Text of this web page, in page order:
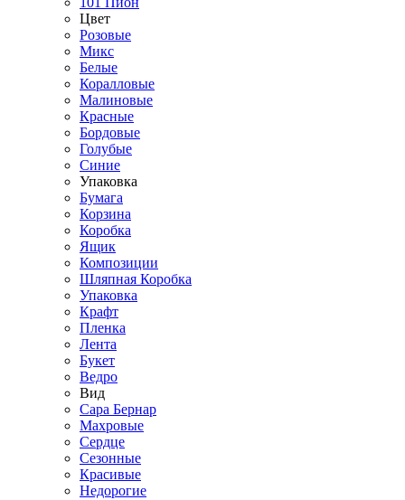
Цвет
Розовые
Микс
Белые
Коралловые
Малиновые
Красные
Бордовые
Голубые
Синие
Упаковка
Бумага
Корзина
Коробка
Ящик
Композиции
Шляпная Коробка
Упаковка
Крафт
Пленка
Лента
Букет
Ведро
Вид
Сара Бернар
Махровые
Сердце
Сезонные
Красивые
Недорогие